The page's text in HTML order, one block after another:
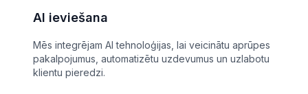
AI ieviešana
Mēs integrējam AI tehnoloģijas, lai veicinātu aprūpes
pakalpojumus, automatizētu uzdevumus un uzlabotu
klientu pieredzi.